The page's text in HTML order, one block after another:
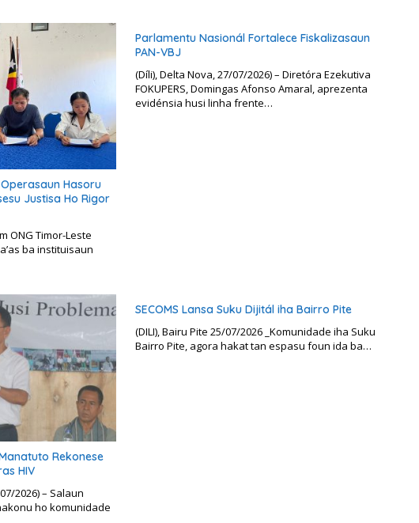
Operasaun Hasoru
Justisa Ho Rigor
ONG Timor-Leste
ba instituisaun
Parlamentu Nasionál Fortalece Fiskalizasaun
PAN-VBJ
(Díli), Delta Nova, 27/07/2026) – Diretóra Ezekutiva
FOKUPERS, Domingas Afonso Amaral, aprezenta
evidénsia husi linha frente…
Rekonese
HIV
2026) – Salaun
ho komunidade
SECOMS Lansa Suku Dijitál iha Bairro Pite
(DILI), Bairu Pite 25/07/2026 _Komunidade iha Suku
Bairro Pite, agora hakat tan espasu foun ida ba…